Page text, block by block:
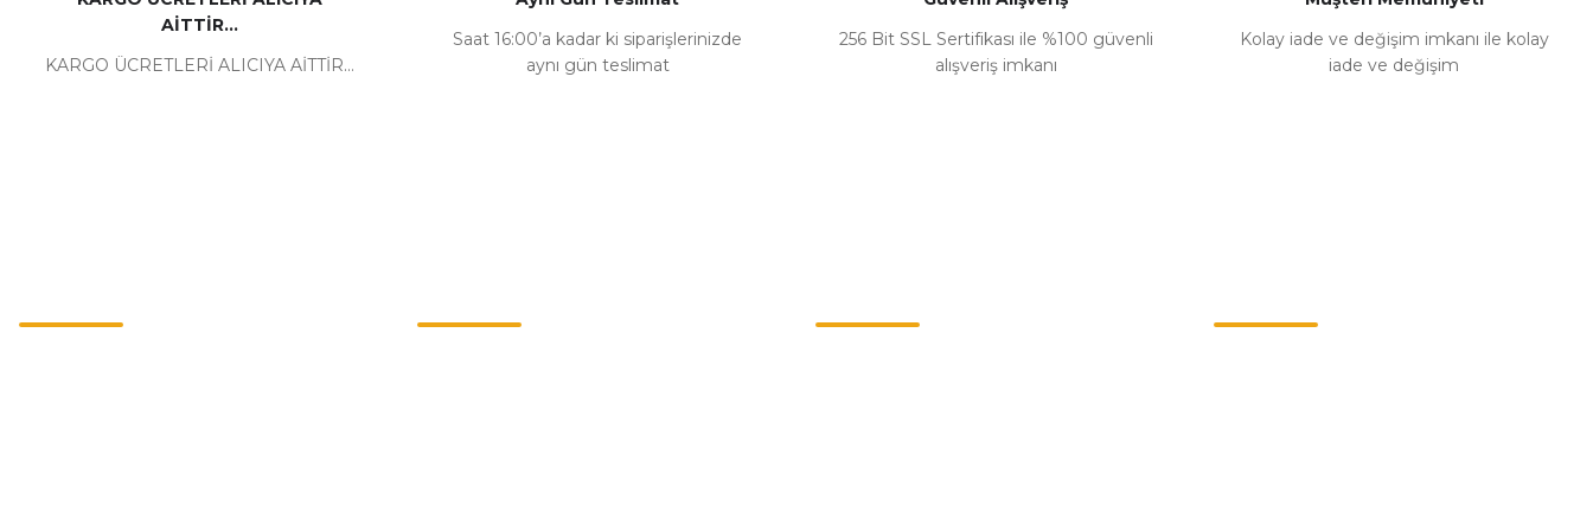
AİTTİR...
KARGO ÜCRETLERİ ALICIYA AİTTİR...
Saat 16:00’a kadar ki siparişlerinizde
aynı gün teslimat
256 Bit SSL Sertifikası ile %100 güvenli
alışveriş imkanı
Kolay iade ve değişim imkanı ile kolay
iade ve değişim